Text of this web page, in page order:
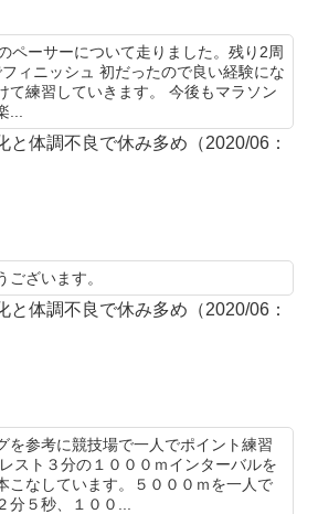
ペーサーについて走りました。残り2周
ィニッシュ 初だったので良い経験にな
て練習していきます。 今後もマラソン
と体調不良で休み多め（2020/06：
ございます。
と体調不良で休み多め（2020/06：
を参考に競技場で一人でポイント練習
スト３分の１０００ｍインターバルを
こなしています。５０００ｍを一人で
分５秒、１００...